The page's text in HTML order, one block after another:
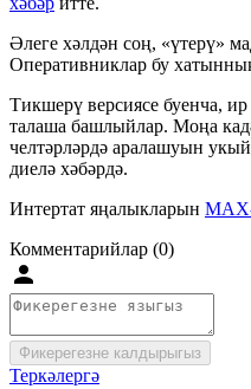
Әлеге хәлдән соң, «үтерү»
Оперативниклар бу
Тикшерү версиясе буенча,
талаша башлыйлар. Моңа
челтәрләрдә аралашуын
диелә хәбәрдә.
Интертат яңалыкларын
Комментарийлар (0)
Фикерегезне калдырыгыз
Теркәлергә